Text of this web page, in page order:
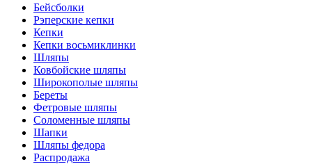
Бейсболки
Рэперские кепки
Кепки
Кепки восьмиклинки
Шляпы
Ковбойские шляпы
Широкополые шляпы
Береты
Фетровые шляпы
Соломенные шляпы
Шапки
Шляпы федора
Распродажа